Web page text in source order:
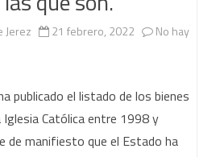
Jerez 21 febrero, 2022
No hay
publicado el listado de los bienes
Católica entre 1998 y
de manifiesto que el Estado ha